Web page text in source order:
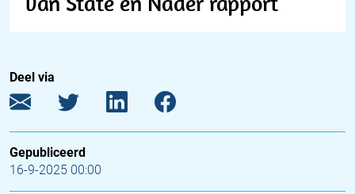
Deel via
Gepubliceerd
16-9-2025 00:00